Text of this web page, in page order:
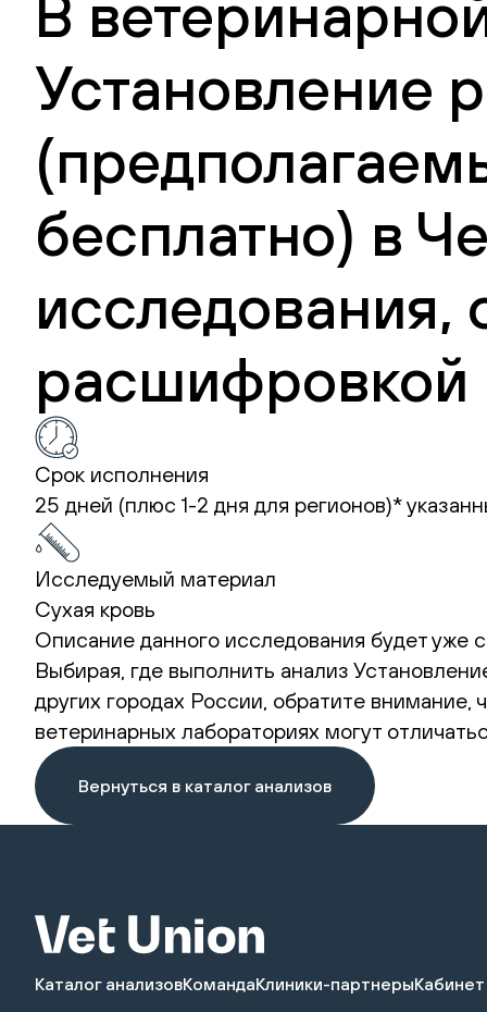
В
Установление
бесплатно) в
исследования,
расшифровкой
Срок исполнения
25 дней (плюс 1-2 дня для регионов)*
Исследуемый материал
Сухая кровь
Описание данного исследования будет
Выбирая, где выполнить анализ
других городах России, обратите
ветеринарных лабораториях могут
Вернуться в каталог анализов
Каталог анализовКомандаКлиники-партнеры